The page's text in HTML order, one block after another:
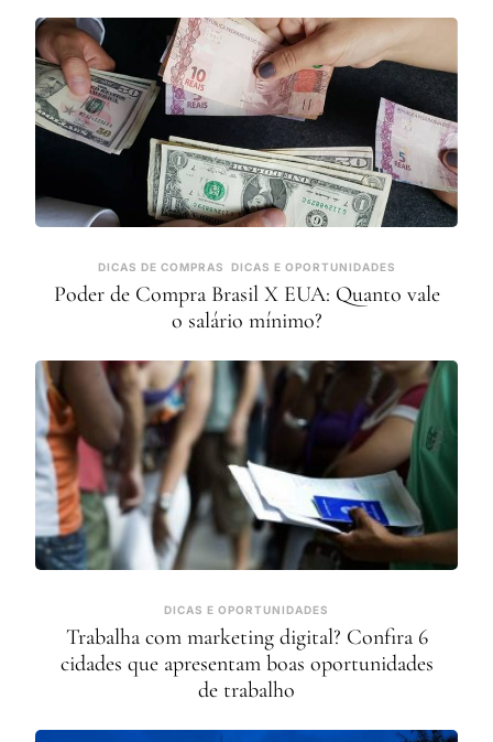
DICAS DE COMPRAS DICAS E OPORTUNIDADES
Poder de Compra Brasil X EUA: Quanto vale
o salário mínimo?
DICAS E OPORTUNIDADES
Trabalha com marketing digital? Confira 6
cidades que apresentam boas oportunidades
de trabalho